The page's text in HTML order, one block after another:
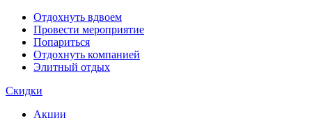
Отдохнуть вдвоем
Провести мероприятие
Попариться
Отдохнуть компанией
Элитный отдых
Скидки
Акции